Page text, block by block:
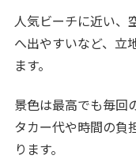
人気ビーチに近い、
へ出やすいなど、立
ます。
景色は最高でも毎回
タカー代や時間の負
ります。